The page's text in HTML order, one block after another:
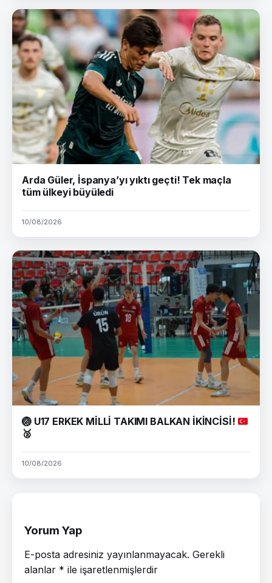
Arda Güler, İspanya’yı yıktı geçti! Tek maçla
tüm ülkeyi büyüledi
10/08/2026
🏐U17 ERKEK MİLLİ TAKIMI BALKAN İKİNCİSİ!
🥈
10/08/2026
Yorum Yap
E-posta adresiniz yayınlanmayacak. Gerekli
alanlar * ile işaretlenmişlerdir